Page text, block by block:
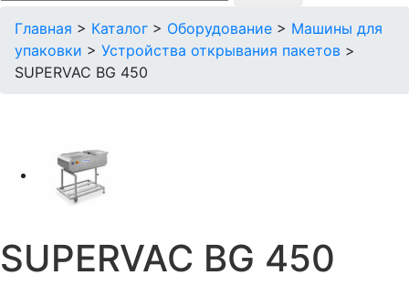
Главная > Каталог > Оборудование > Машины для
упаковки > Устройства открывания пакетов >
SUPERVAC BG 450
SUPERVAC BG 450